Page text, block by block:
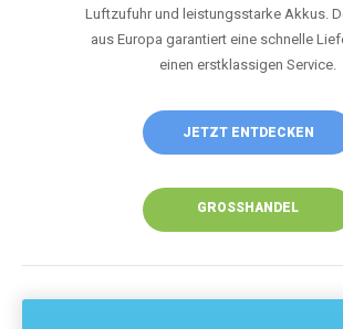
Luftzufuhr und leistungsstarke Akkus.
aus Europa garantiert eine schnelle
einen erstklassigen Service.
JETZT ENTDECKEN
GROSSHANDEL